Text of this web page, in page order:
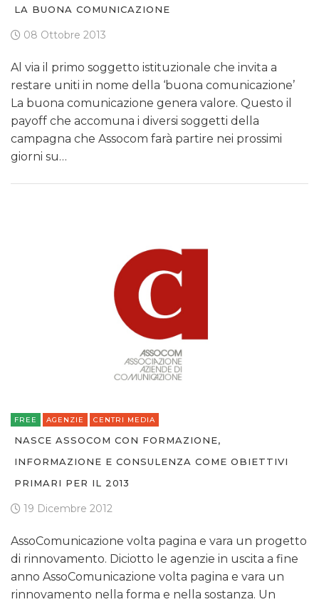
LA BUONA COMUNICAZIONE
08 Ottobre 2013
Al via il primo soggetto istituzionale che invita a
restare uniti in nome della ‘buona comunicazione’
La buona comunicazione genera valore. Questo il
payoff che accomuna i diversi soggetti della
campagna che Assocom farà partire nei prossimi
giorni su…
FREE AGENZIE CENTRI MEDIA
NASCE ASSOCOM CON FORMAZIONE,
INFORMAZIONE E CONSULENZA COME OBIETTIVI
PRIMARI PER IL 2013
19 Dicembre 2012
AssoComunicazione volta pagina e vara un progetto
di rinnovamento. Diciotto le agenzie in uscita a fine
anno AssoComunicazione volta pagina e vara un
rinnovamento nella forma e nella sostanza. Un